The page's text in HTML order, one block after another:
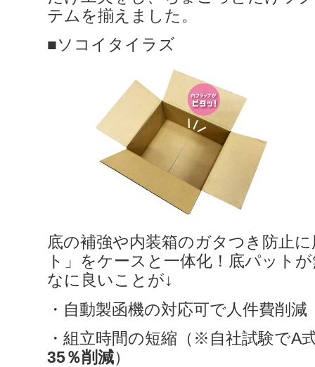
テムを揃えました。
■ソコイタイラズ
底の補強や内装箱のガタつき防止
ト」をケースと一体化！底パット
なに良いことが↓
・自動製函機の対応可で人件費削減
・組立時間の短縮（※自社試験でA
35％削減）